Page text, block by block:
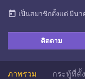
ติดตาม
today เป็นสมาชิกตั้งแต่ มีนา
ภาพรวม กระทู้ที่ตั้ง